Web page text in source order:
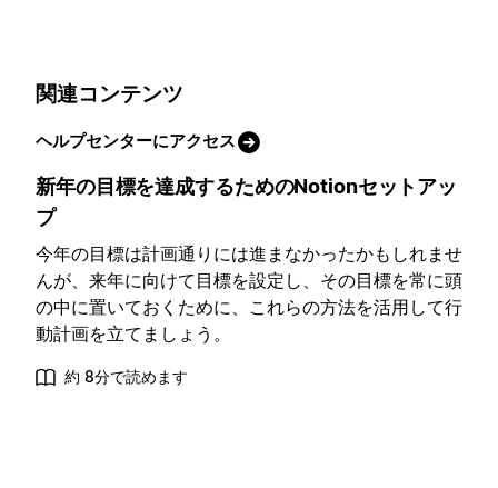
関連コンテンツ
ヘルプセンターにアクセス
新年の目標を達成するためのNotionセットアッ
プ
今年の目標は計画通りには進まなかったかもしれませ
んが、来年に向けて目標を設定し、その目標を常に頭
の中に置いておくために、これらの方法を活用して行
動計画を立てましょう。
約 8分で読めます